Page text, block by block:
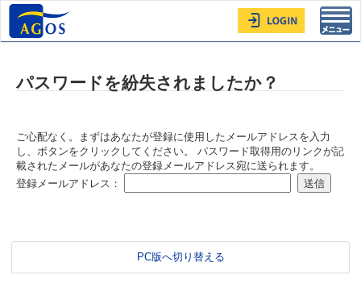
パスワードを紛失されましたか？
ご心配なく。まずはあなたが登録に使用したメールアドレスを入力
し、ボタンをクリックしてください。 パスワード取得用のリンクが記
載されたメールがあなたの登録メールアドレス宛に送られます。
登録メールアドレス：
PC版へ切り替える